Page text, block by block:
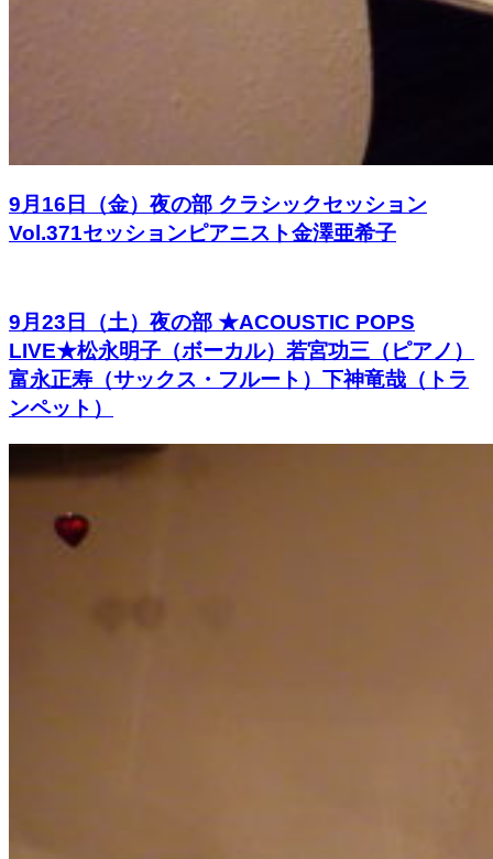
9月16日（金）夜の部 クラシックセッション
Vol.371セッションピアニスト金澤亜希子
9月23日（土）夜の部 ★ACOUSTIC POPS
LIVE★松永明子（ボーカル）若宮功三（ピアノ）
富永正寿（サックス・フルート）下神竜哉（トラ
ンペット）